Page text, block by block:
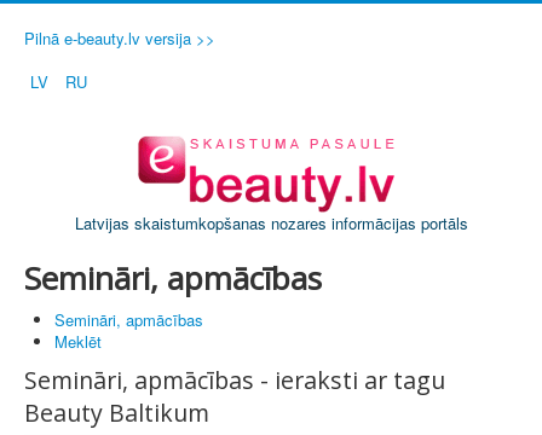
Pilnā e-beauty.lv versija >>
LV
RU
Latvijas skaistumkopšanas nozares informācijas portāls
Semināri, apmācības
Semināri, apmācības
Meklēt
Semināri, apmācības - ieraksti ar tagu
Beauty Baltikum